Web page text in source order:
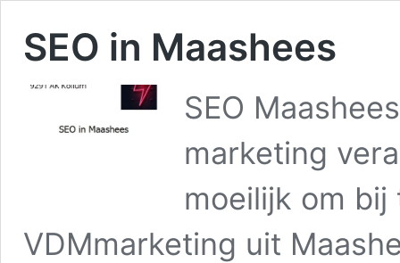
SEO in Maashees
SEO
marketing
moeilijk om bij
VDMmarketing uit